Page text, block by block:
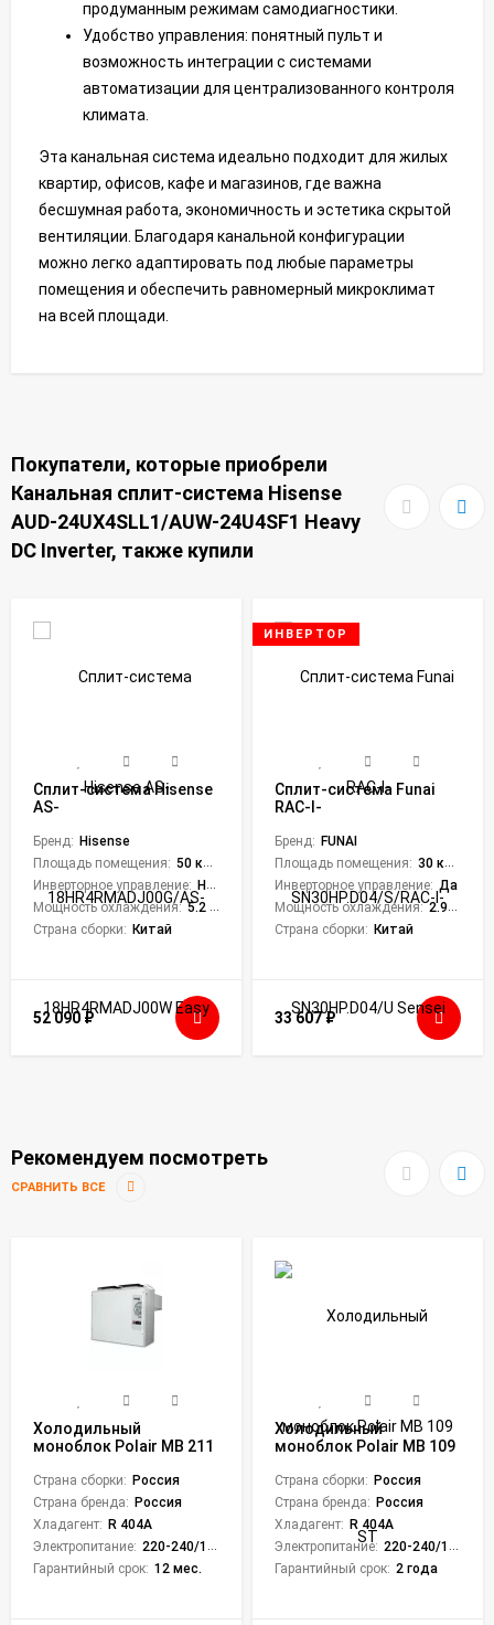
продуманным режимам самодиагностики.
Удобство управления: понятный пульт и
возможность интеграции с системами
автоматизации для централизованного контроля
климата.
Эта канальная система идеально подходит для жилых
квартир, офисов, кафе и магазинов, где важна
бесшумная работа, экономичность и эстетика скрытой
вентиляции. Благодаря канальной конфигурации
можно легко адаптировать под любые параметры
помещения и обеспечить равномерный микроклимат
на всей площади.
Покупатели, которые приобрели
Канальная сплит-система Hisense
AUD-24UX4SLL1/AUW-24U4SF1 Heavy
DC Inverter, также купили
Сплит-система Hisense
AS-
18HR4RMADJ00W Easy
Classic A
Бренд: Hisense
Площадь помещения: 50 кв. м.
Инверторное управление: Нет
Мощность охлаждения: 5.2 кВт
Страна сборки: Китай
52 090₽
ИНВЕРТОР
Сплит-система Funai
RAC-I-
SN30HP.D04/U Sensei
Inverter
Бренд: FUNAI
Площадь помещения: 30 кв. м.
Инверторное управление: Да
Мощность охлаждения: 2.95 кВт
Страна сборки: Китай
33 607₽
Рекомендуем посмотреть
СРАВНИТЬ ВСЕ
Холодильный
моноблок Polair MB 211
Страна сборки: Россия
Страна бренда: Россия
Хладагент: R 404A
Электропитание: 220-240/1/50
Гарантийный срок: 12 мес.
Холодильный
моноблок Polair MB 109
Страна сборки: Россия
Страна бренда: Россия
Хладагент: R 404A
Электропитание: 220-240/1/50
Гарантийный срок: 2 года